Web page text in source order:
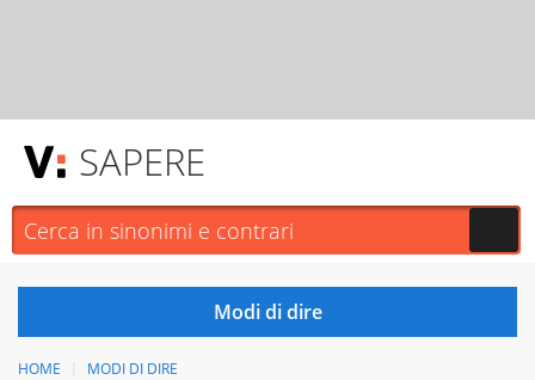
SAPERE
HOME MODI DI DIRE